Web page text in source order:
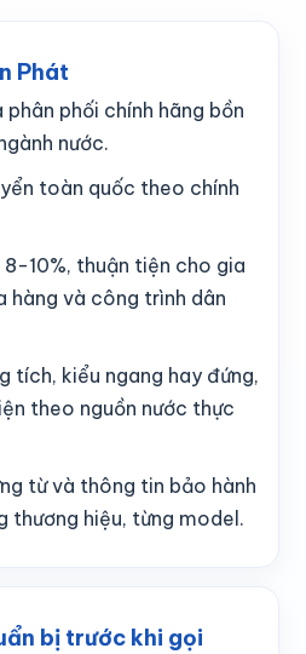
Phát
phân phối chính hãng bồn
nước.
toàn quốc theo chính
8-10%, thuận tiện cho gia
hàng và công trình dân
tích, kiểu ngang hay đứng,
theo nguồn nước thực
từ và thông tin bảo hành
thương hiệu, từng model.
bị trước khi gọi